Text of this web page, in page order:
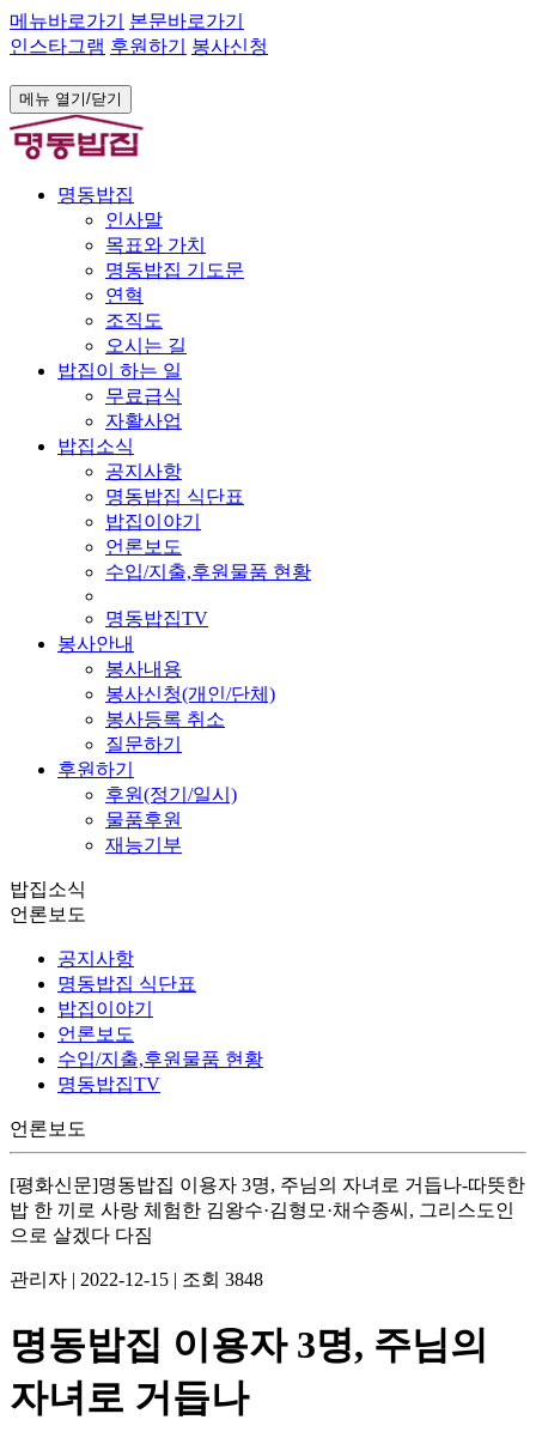
메뉴바로가기
본문바로가기
인스타그램 후원하기 봉사신청
메뉴 열기/닫기
명동밥집
인사말
목표와 가치
명동밥집 기도문
연혁
조직도
오시는 길
밥집이 하는 일
무료급식
자활사업
밥집소식
공지사항
명동밥집 식단표
밥집이야기
언론보도
수입/지출,후원물품 현황
명동밥집TV
봉사안내
봉사내용
봉사신청(개인/단체)
봉사등록 취소
질문하기
후원하기
후원(정기/일시)
물품후원
재능기부
밥집소식
언론보도
공지사항
명동밥집 식단표
밥집이야기
언론보도
수입/지출,후원물품 현황
명동밥집TV
언론보도
[평화신문]명동밥집 이용자 3명, 주님의 자녀로 거듭나-따뜻한
밥 한 끼로 사랑 체험한 김왕수·김형모·채수종씨, 그리스도인
으로 살겠다 다짐
관리자 | 2022-12-15 | 조회 3848
명동밥집 이용자 3명, 주님의
자녀로 거듭나